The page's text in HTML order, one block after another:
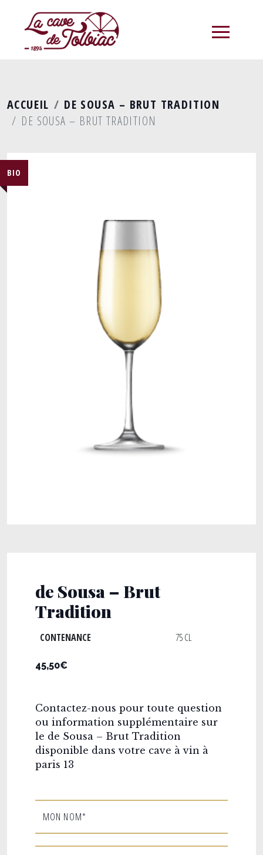
ACCUEIL
DE SOUSA – BRUT TRADITION
DE SOUSA – BRUT TRADITION
BIO
de Sousa – Brut
Tradition
CONTENANCE 75 CL
45,50€
Contactez-nous pour toute question
ou information supplémentaire sur
le de Sousa – Brut Tradition
disponible dans votre cave à vin à
paris 13
MON NOM*